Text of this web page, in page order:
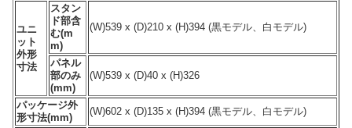
ユニ
ット
外形
寸法
スタン
ド部含
む(m
m)
(W)539 x (D)210 x (H)394 (黒モデル、白モデル)
パネル
部のみ
(mm)
(W)539 x (D)40 x (H)326
パッケージ外
形寸法(mm)
(W)602 x (D)135 x (H)394 (黒モデル、白モデル)